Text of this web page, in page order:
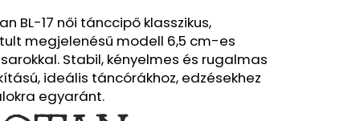
BL-17 női tánccipő klasszikus,
megjelenésű modell 6,5 cm-es
Stabil, kényelmes és rugalmas
ideális táncórákhoz, edzésekhez
egyaránt.